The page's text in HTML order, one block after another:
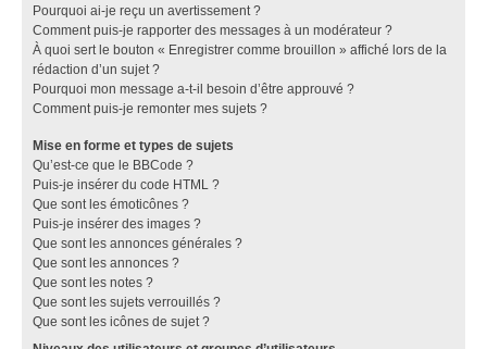
Pourquoi ai-je reçu un avertissement ?
Comment puis-je rapporter des messages à un modérateur ?
À quoi sert le bouton « Enregistrer comme brouillon » affiché lors de la
rédaction d’un sujet ?
Pourquoi mon message a-t-il besoin d’être approuvé ?
Comment puis-je remonter mes sujets ?
Mise en forme et types de sujets
Qu’est-ce que le BBCode ?
Puis-je insérer du code HTML ?
Que sont les émoticônes ?
Puis-je insérer des images ?
Que sont les annonces générales ?
Que sont les annonces ?
Que sont les notes ?
Que sont les sujets verrouillés ?
Que sont les icônes de sujet ?